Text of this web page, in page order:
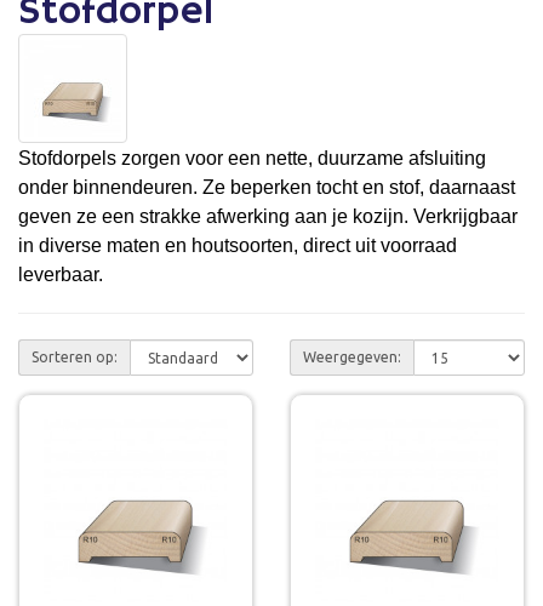
Stofdorpel
Stofdorpels zorgen voor een nette, duurzame afsluiting
onder binnendeuren. Ze beperken tocht en stof, daarnaast
geven ze een strakke afwerking aan je kozijn. Verkrijgbaar
in diverse maten en houtsoorten, direct uit voorraad
leverbaar.
Sorteren op: Weergegeven: